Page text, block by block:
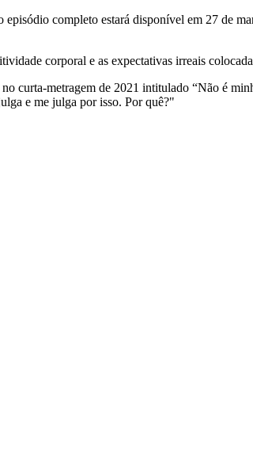
completo estará disponível em 27 de
corporal e as expectativas irreais
curta-metragem de 2021 intitulado “Não é
e me julga por isso. Por quê?"